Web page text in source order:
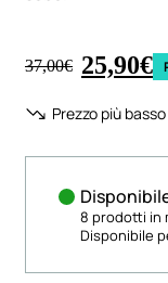
37,00€ 25,90€
Prezzo più
8 prodotti in
Disponibile